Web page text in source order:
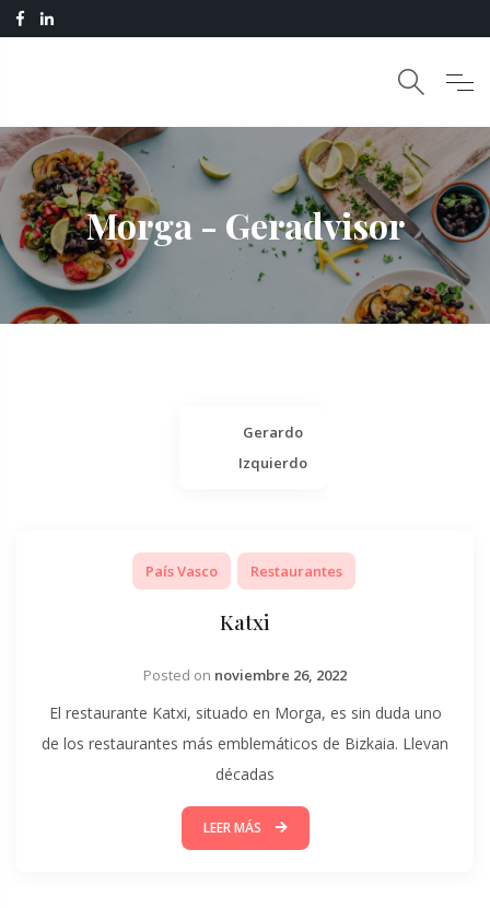
Morga - Geradvisor
Gerardo
Izquierdo
País Vasco Restaurantes
Katxi
Posted on noviembre 26, 2022
El restaurante Katxi, situado en Morga, es sin duda uno
de los restaurantes más emblemáticos de Bizkaia. Llevan
décadas
LEER MÁS